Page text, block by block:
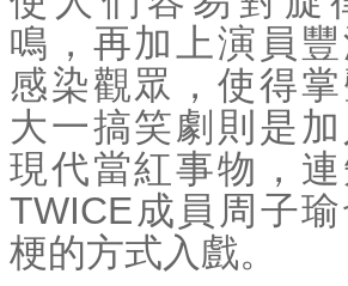
鳴，再加上演員
感染觀眾，使得
大一搞笑劇則是
現代當紅事物，
TWICE成員周子
梗的方式入戲。